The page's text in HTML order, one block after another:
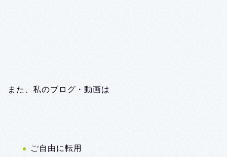
また、私のブログ・動画は
ご自由に転用